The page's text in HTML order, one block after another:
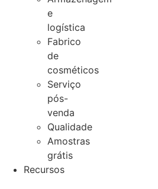
e
logística
Fabrico
de
cosméticos
Serviço
pós-
venda
Qualidade
Amostras
grátis
Recursos